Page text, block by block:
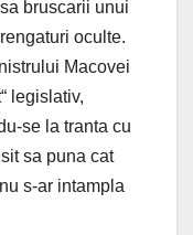
bruscarii unui
oculte.
Macovei
legislativ,
se la tranta cu
sa puna cat
s-ar intampla